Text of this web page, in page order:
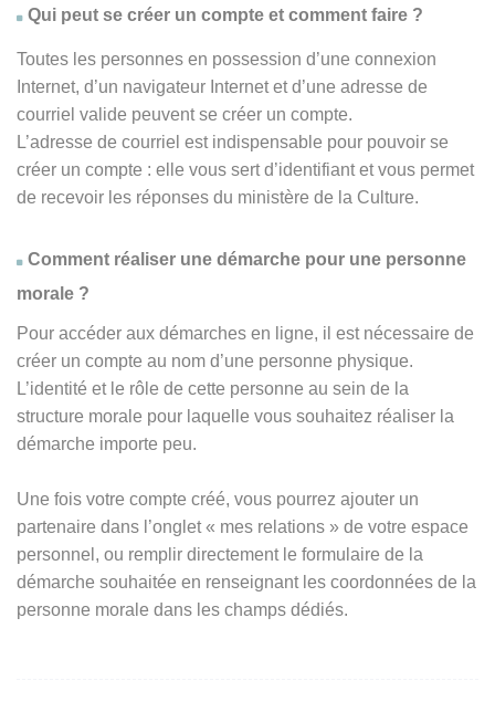
Qui peut se créer un compte et comment faire ?
Toutes les personnes en possession d’une connexion
Internet, d’un navigateur Internet et d’une adresse de
courriel valide peuvent se créer un compte.
L’adresse de courriel est indispensable pour pouvoir se
créer un compte : elle vous sert d’identifiant et vous permet
de recevoir les réponses du ministère de la Culture.
Comment réaliser une démarche pour une personne
morale ?
Pour accéder aux démarches en ligne, il est nécessaire de
créer un compte au nom d’une personne physique.
L’identité et le rôle de cette personne au sein de la
structure morale pour laquelle vous souhaitez réaliser la
démarche importe peu.
Une fois votre compte créé, vous pourrez ajouter un
partenaire dans l’onglet « mes relations » de votre espace
personnel, ou remplir directement le formulaire de la
démarche souhaitée en renseignant les coordonnées de la
personne morale dans les champs dédiés.